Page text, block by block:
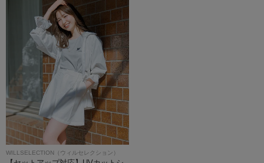
WILLSELECTION（ウィルセレクション）